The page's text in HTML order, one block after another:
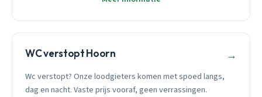
WC verstopt Hoorn →
Wc verstopt? Onze loodgieters komen met spoed langs,
dag en nacht. Vaste prijs vooraf, geen verrassingen.